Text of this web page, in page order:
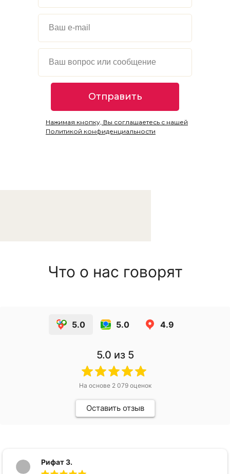
Отправить
Нажимая кнопку, Вы соглашаетесь с нашей
Политикой конфиденциальности
Что о нас говорят
5.0 5.0 4.9
5.0 из 5
На основе 2 079оценок
Оставить отзыв
Рифат З.